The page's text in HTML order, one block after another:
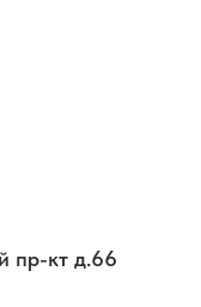
пр-кт д.66